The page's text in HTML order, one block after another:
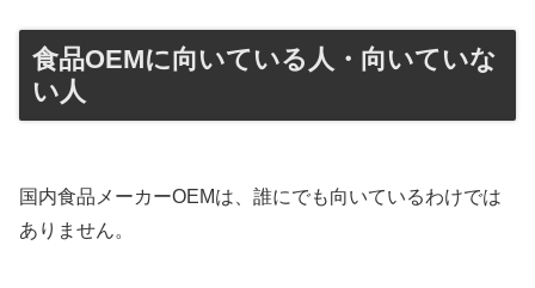
食品OEMに向いている人・向いていな
い人
国内食品メーカーOEMは、誰にでも向いているわけでは
ありません。